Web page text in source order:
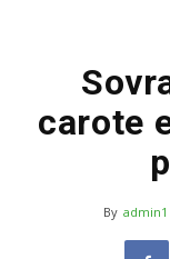
carote
By admin1